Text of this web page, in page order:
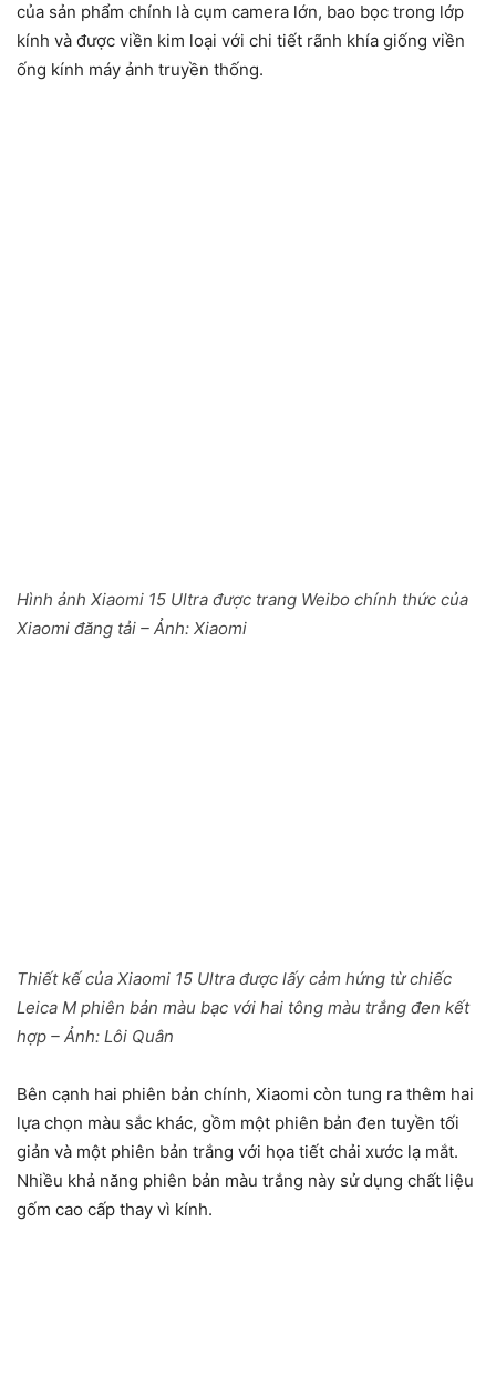
của sản phẩm chính là cụm camera lớn, bao bọc trong lớp
kính và được viền kim loại với chi tiết rãnh khía giống viền
ống kính máy ảnh truyền thống.
Hình ảnh Xiaomi 15 Ultra được trang Weibo chính thức của
Xiaomi đăng tải – Ảnh: Xiaomi
Thiết kế của Xiaomi 15 Ultra được lấy cảm hứng từ chiếc
Leica M phiên bản màu bạc với hai tông màu trắng đen kết
hợp – Ảnh: Lôi Quân
Bên cạnh hai phiên bản chính, Xiaomi còn tung ra thêm hai
lựa chọn màu sắc khác, gồm một phiên bản đen tuyền tối
giản và một phiên bản trắng với họa tiết chải xước lạ mắt.
Nhiều khả năng phiên bản màu trắng này sử dụng chất liệu
gốm cao cấp thay vì kính.